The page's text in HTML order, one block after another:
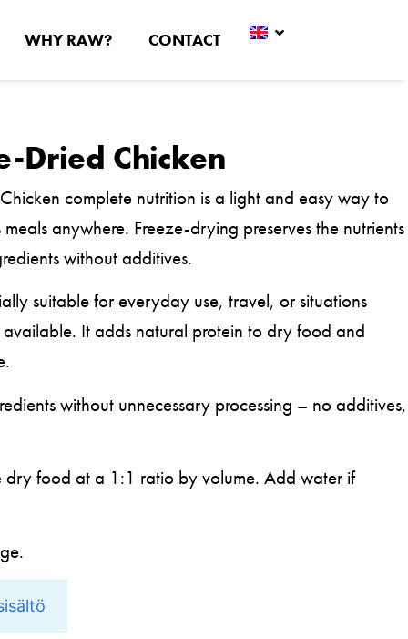
WHY RAW? CONTACT
Dried Chicken
complete nutrition is a light and easy way to
anywhere. Freeze-drying preserves the nutrients
without additives.
suitable for everyday use, travel, or situations
It adds natural protein to dry food and
without unnecessary processing – no additives,
dry food at a 1:1 ratio by volume. Add water if